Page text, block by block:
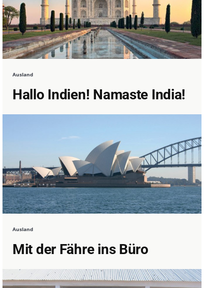
Ausland
Hallo Indien! Namaste India!
Ausland
Mit der Fähre ins Büro